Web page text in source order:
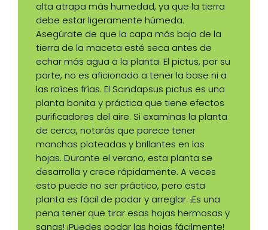
alta atrapa más humedad, ya que la tierra
debe estar ligeramente húmeda.
Asegúrate de que la capa más baja de la
tierra de la maceta esté seca antes de
echar más agua a la planta. El pictus, por su
parte, no es aficionado a tener la base ni a
las raíces frías. El Scindapsus pictus es una
planta bonita y práctica que tiene efectos
purificadores del aire. Si examinas la planta
de cerca, notarás que parece tener
manchas plateadas y brillantes en las
hojas. Durante el verano, esta planta se
desarrolla y crece rápidamente. A veces
esto puede no ser práctico, pero esta
planta es fácil de podar y arreglar. ¡Es una
pena tener que tirar esas hojas hermosas y
sanas! ¡Puedes podar las hojas fácilmente!